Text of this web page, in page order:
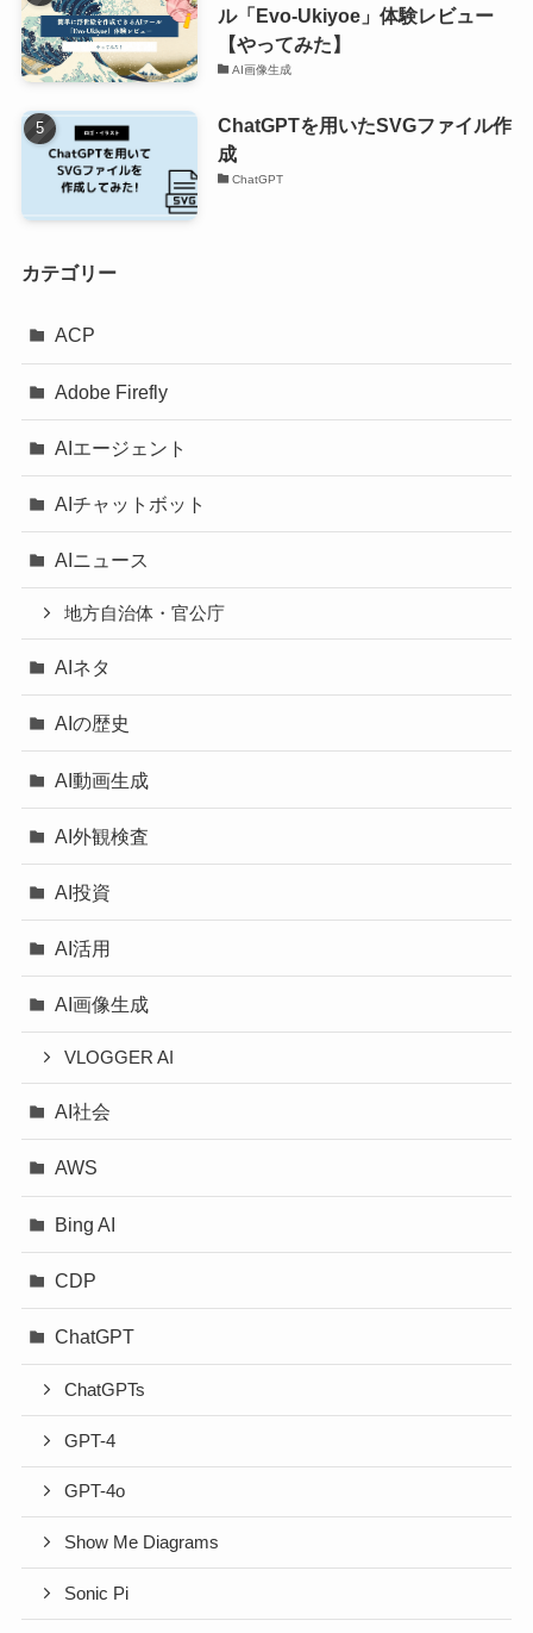
ル「Evo-Ukiyoe」体験レビュー
【やってみた】
AI画像生成
ChatGPTを用いたSVGファイル作
成
ChatGPT
カテゴリー
ACP
Adobe Firefly
AIエージェント
AIチャットボット
AIニュース
地方自治体・官公庁
AIネタ
AIの歴史
AI動画生成
AI外観検査
AI投資
AI活用
AI画像生成
VLOGGER AI
AI社会
AWS
Bing AI
CDP
ChatGPT
ChatGPTs
GPT-4
GPT-4o
Show Me Diagrams
Sonic Pi